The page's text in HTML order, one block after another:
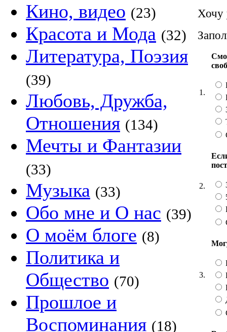
Кино, видео (23)
Красота и Мода (32)
Литература, Поэзия
(39)
Любовь, Дружба,
Отношения (134)
Мечты и Фантазии
(33)
Музыка (33)
Обо мне и О нас (39)
О моём блоге (8)
Политика и
Общество (70)
Прошлое и
Воспоминания (18)
Хочу
1.
2.
3.